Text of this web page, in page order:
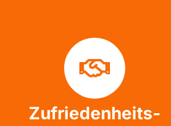
Zufriedenheits-